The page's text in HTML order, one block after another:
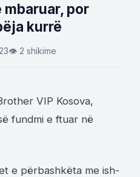
mbaruar, por
kurrë
👁 2 shikime
VIP Kosova,
fundmi e ftuar në
e përbashkëta me ish-